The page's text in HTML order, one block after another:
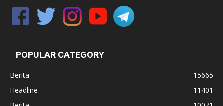
POPULAR CATEGORY
Berita
15665
Headline
11401